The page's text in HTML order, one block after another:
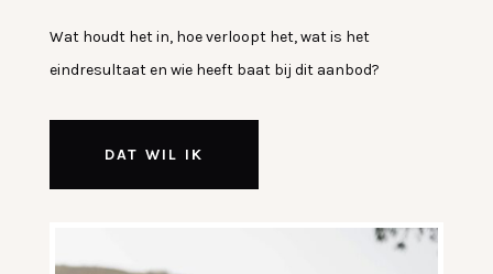
Wat houdt het in, hoe verloopt het, wat is het
eindresultaat en wie heeft baat bij dit aanbod?
DAT WIL IK